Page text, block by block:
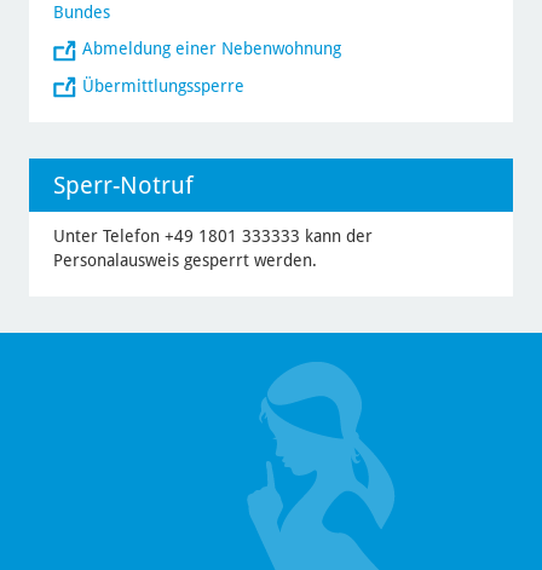
Bundes
Abmeldung einer Nebenwohnung
Übermittlungssperre
Sperr-Notruf
Unter Telefon +49 1801 333333 kann der
Personalausweis gesperrt werden.